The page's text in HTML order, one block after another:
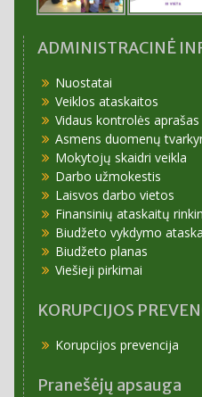
ADMINISTRACINĖ
Nuostatai
Veiklos ataskaitos
Vidaus kontrolės aprašas
Asmens duomenų
Mokytojų skaidri veikla
Darbo užmokestis
Laisvos darbo vietos
Finansinių ataskaitų
Biudžeto vykdymo
Biudžeto planas
Viešieji pirkimai
KORUPCIJOS
Korupcijos prevencija
Pranešėjų apsauga